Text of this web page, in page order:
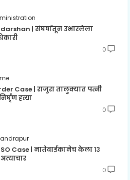
| संघर्षातून उभारलेला
0
Case | राजुरा तालुक्यात पत्नी
हत्या
0
Case | नातेवाईकानेच केला १३
0